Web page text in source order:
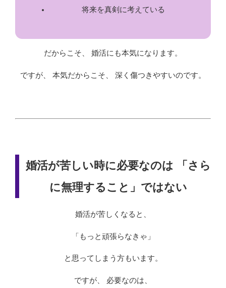
将来を真剣に考えている
だからこそ、 婚活にも本気になります。
ですが、 本気だからこそ、 深く傷つきやすいのです。
婚活が苦しい時に必要なのは 「さら
に無理すること」ではない
婚活が苦しくなると、
「もっと頑張らなきゃ」
と思ってしまう方もいます。
ですが、 必要なのは、